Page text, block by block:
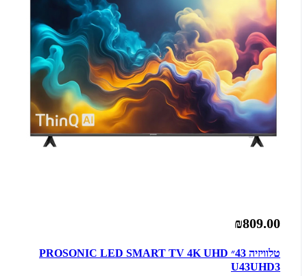
₪809.00
טלוויזיה 43״ PROSONIC LED SMART TV 4K UHD
U43UHD3